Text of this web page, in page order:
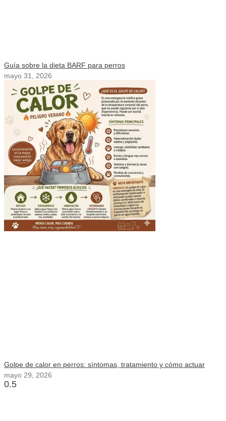
Guía sobre la dieta BARF para perros
mayo 31, 2026
Golpe de calor en perros: síntomas, tratamiento y cómo actuar
mayo 29, 2026